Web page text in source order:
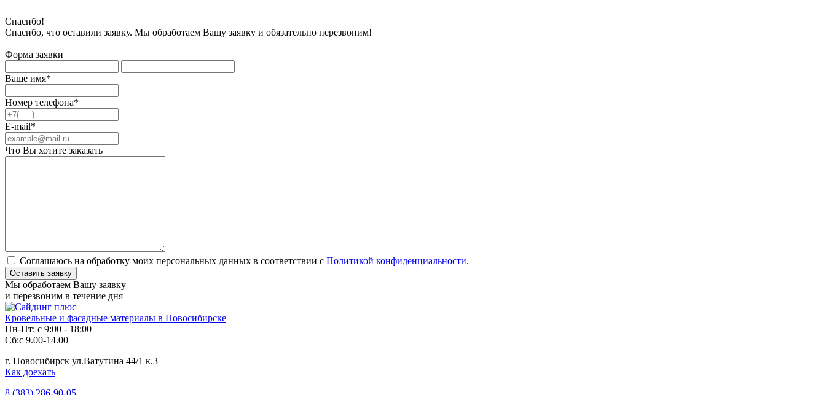
Спасибо!
Спасибо, что оставили заявку. Мы обработаем Вашу заявку и обязательно перезвоним!
Форма заявки
Ваше имя*
Номер телефона*
E-mail*
Что Вы хотите заказать
Соглашаюсь на обработку моих персональных данных в соответствии с Политикой конфиденциальности.
Мы обработаем Вашу заявку
и перезвоним в течение дня
Кровельные и фасадные материалы в Новосибирске
Пн-Пт: с 9:00 - 18:00
Сб:с 9.00-14.00
г. Новосибирск ул.Ватутина 44/1 к.3
Как доехать
8 (383) 286-90-05